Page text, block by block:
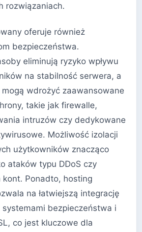
rozwiązaniach.
oferuje również
bezpieczeństwa.
eliminują ryzyko wpływu
na stabilność serwera, a
wdrożyć zaawansowane
takie jak firewalle,
intruzów czy dedykowane
Możliwość izolacji
użytkowników znacząco
ataków typu DDoS czy
kont. Ponadto, hosting
na łatwiejszą integrację
bezpieczeństwa i
co jest kluczowe dla